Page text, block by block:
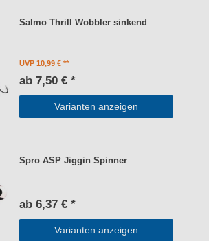
Salmo Thrill Wobbler sinkend
UVP 10,99 €
ab 7,50 € *
Varianten anzeigen
Spro ASP Jiggin Spinner
ab 6,37 € *
Varianten anzeigen